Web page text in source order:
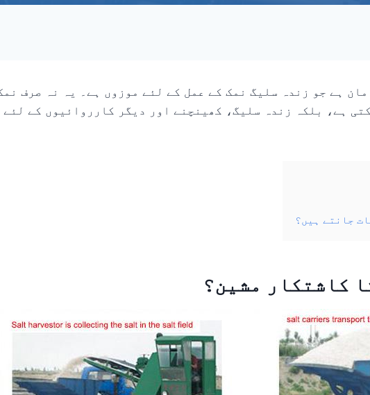
ہے جو زندہ سلیگ نمک کے عمل کے لئے موزوں ہے۔ یہ نہ صرف
ہے، بلکہ زندہ سلیگ، کھینچنے اور دیگر کارروائیوں کے
جانتے ہیں؟
کاشتکار مشین؟